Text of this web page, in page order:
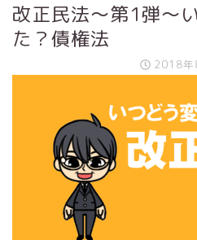
改正民法～第1弾～
た？債権法
2018年